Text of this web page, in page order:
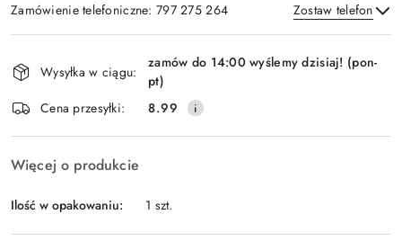
Zamówienie telefoniczne: 797 275 264 Zostaw telefon
i
dostawa
Wysyłka w ciągu:
zamów do 14:00 wyślemy dzisiaj! (pon-
pt)
Cena przesyłki:
8.99
Więcej o produkcie
Ilość w opakowaniu: 1 szt.